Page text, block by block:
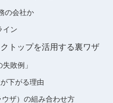
の会社か
イン
トップを活用する裏ワザ
敗例」
下がる理由
ザ）の組み合わせ方